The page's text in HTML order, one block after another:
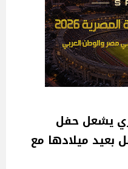
يشعل حفل
بعيد ميلادها مع